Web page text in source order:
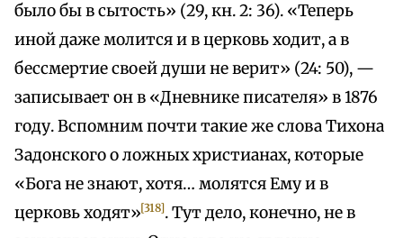
было бы в сытость» (29, кн. 2: 36). «Теперь
иной даже молится и в церковь ходит, а в
бессмертие своей души не верит» (24: 50), —
записывает он в «Дневнике писателя» в 1876
году. Вспомним почти такие же слова Тихона
Задонского о ложных христианах, которые
«Бога не знают, хотя… молятся Ему и в
церковь ходят»[318]. Тут дело, конечно, не в